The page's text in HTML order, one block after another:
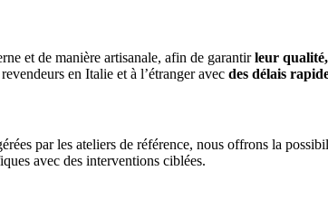
et de manière artisanale, afin de garantirleur
en Italie et à l’étranger avec des délais
par les ateliers de référence, nous offrons la
avec des interventions ciblées.